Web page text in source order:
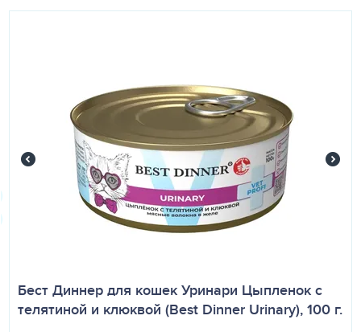
Для взрослых кастрированных котов и стерилизованных
Норму подбирайте согласно инструкции на упаковке с
учётом веса животного. Обеспечьте постоянный доступ
к свежей воде.
Бест Диннер для кошек Уринари Цыпленок с
телятиной и клюквой (Best Dinner Urinary), 100 г.